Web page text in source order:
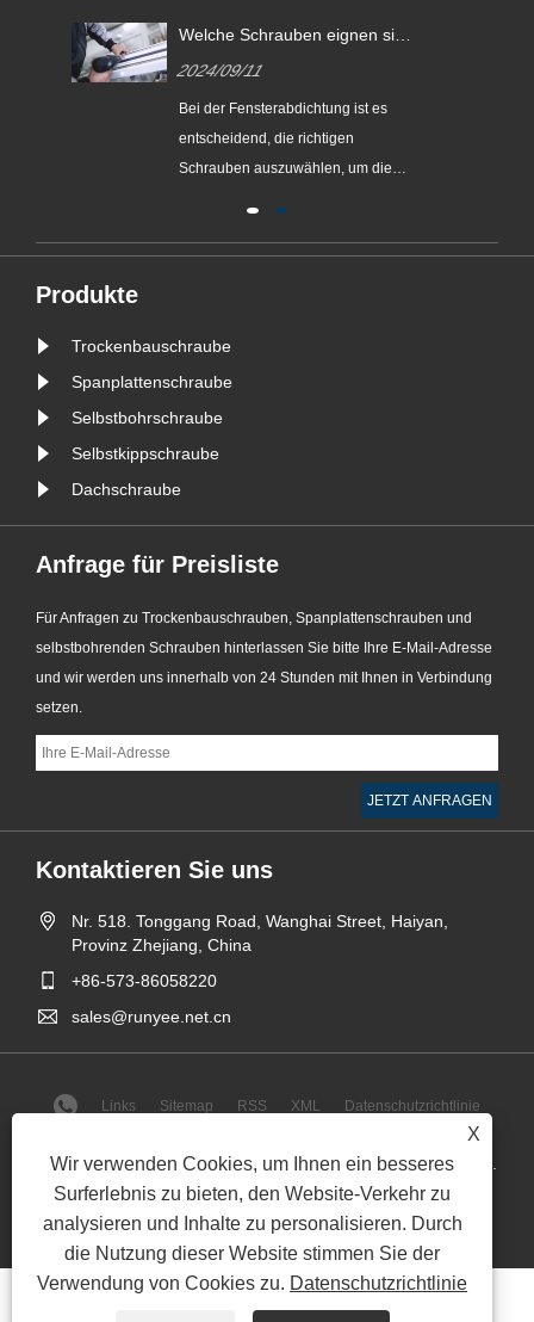
X
Wir verwenden Cookies, um Ihnen ein besseres
Surferlebnis zu bieten, den Website-Verkehr zu
analysieren und Inhalte zu personalisieren. Durch
die Nutzung dieser Website stimmen Sie der
Verwendung von Cookies zu. Datenschutzrichtlinie
Welche Schrauben eignen sich
Fenstern?
2024/09/11
Bei der Fensterabdichtung ist es
entscheidend, die richtigen
Schrauben auszuwählen, um die
Informationen zufolge sind
Schraubentypen für die
Fensterabdichtung. Dieser
Produkte
Trockenbauschraube
Spanplattenschraube
Selbstbohrschraube
Selbstkippschraube
Dachschraube
Anfrage für Preisliste
Für Anfragen zu Trockenbauschrauben, Spanplattenschrauben und
selbstbohrenden Schrauben hinterlassen Sie bitte Ihre E-Mail-Adresse
und wir werden uns innerhalb von 24 Stunden mit Ihnen in Verbindung
setzen.
Kontaktieren Sie uns
Nr. 518. Tonggang Road, Wanghai Street, Haiyan,
Provinz Zhejiang, China
+86-573-86058220
sales@runyee.net.cn
Links Sitemap RSS XML Datenschutzrichtlinie
Copyright © 2024 Jiaxing Runyee Metal Technology Co., Ltd.
Alle Rechte vorbehalten.